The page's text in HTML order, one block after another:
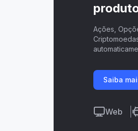
Ações,
Saiba
Web